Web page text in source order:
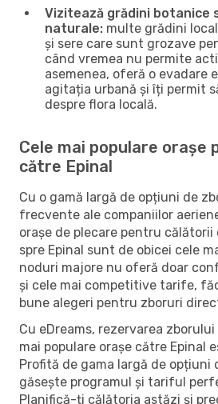
Vizitează grădini botanice
naturale: multe grădini
și sere care sunt grozave
când vremea nu permite
asemenea, oferă o evadare
agitația urbană și îți permit
despre flora locală.
Cele mai populare orașe
către Epinal
Cu o gamă largă de opțiuni de
frecvente ale companiilor
orașe de plecare pentru călătorii
spre Epinal sunt de obicei cele
noduri majore nu oferă doar
și cele mai competitive tarife,
bune alegeri pentru zboruri
Cu eDreams, rezervarea
mai populare orașe către Epinal
Profită de gama largă de opțiuni
găsește programul și tariful
Planifică-ți călătoria astăzi și